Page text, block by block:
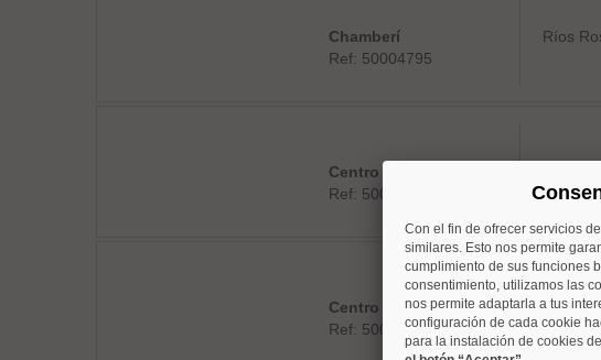
Chamberí
Ref: 50004795
Ríos
Centro
Ref: 50004826
Centro
Ref: 50003334
Justicia
Con el fin de ofrecer servicios
similares. Esto nos permite
cumplimiento de sus funciones
consentimiento, utilizamos las
nos permite adaptarla a tus
configuración de cada cookie
para la instalación de cookies